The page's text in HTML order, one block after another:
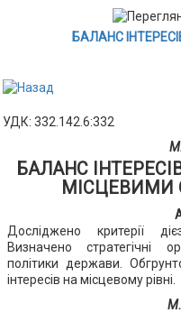
БАЛАНС
УДК: 332.142.6:332
БАЛАНС
МІСЦЕВИМИ
Досліджено критерії
Визначено стратегічні
політики держави.
інтересів на місцевому рівні.